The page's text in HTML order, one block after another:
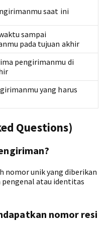
saat ini
sampai
pada tujuan akhir
pengirimanmu di
yang harus
Questions)
nomor unik yang diberikan
pengenal atau identitas
nomor resi